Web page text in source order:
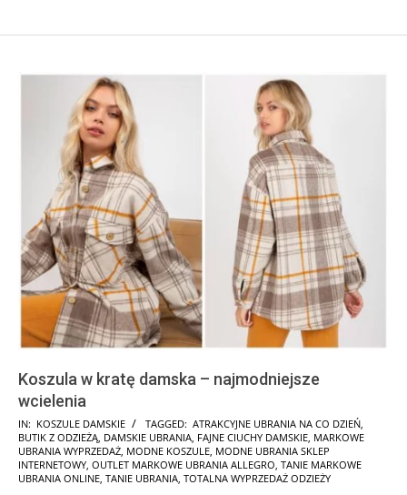
Koszula w kratę damska – najmodniejsze
wcielenia
2024-
10-
08
IN: KOSZULE DAMSKIE TAGGED: ATRAKCYJNE UBRANIA NA CO DZIEŃ,
BUTIK Z ODZIEŻĄ, DAMSKIE UBRANIA, FAJNE CIUCHY DAMSKIE, MARKOWE
UBRANIA WYPRZEDAŻ, MODNE KOSZULE, MODNE UBRANIA SKLEP
INTERNETOWY, OUTLET MARKOWE UBRANIA ALLEGRO, TANIE MARKOWE
UBRANIA ONLINE, TANIE UBRANIA, TOTALNA WYPRZEDAŻ ODZIEŻY